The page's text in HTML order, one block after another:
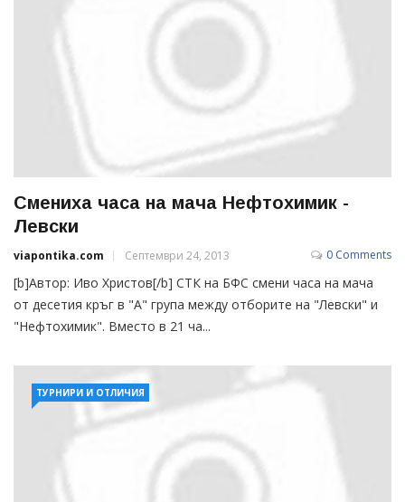
Смениха часа на мача Нефтохимик -
Левски
viapontika.com Септември 24, 2013 0 Comments
[b]Автор: Иво Христов[/b] СТК на БФС смени часа на мача
от десетия кръг в "А" група между отборите на "Левски" и
"Нефтохимик". Вместо в 21 ча...
ТУРНИРИ И ОТЛИЧИЯ